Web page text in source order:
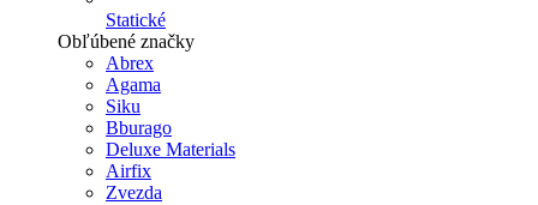
Statické
Obľúbené značky
Abrex
Agama
Siku
Bburago
Deluxe Materials
Airfix
Zvezda